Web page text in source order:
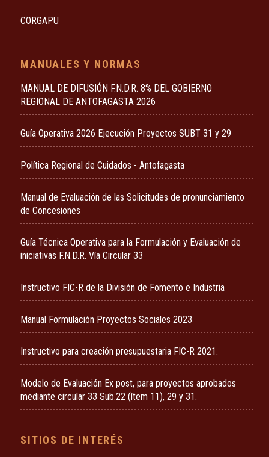
CORGAPU
MANUALES Y NORMAS
MANUAL DE DIFUSIÓN F.N.D.R. 8% DEL GOBIERNO
REGIONAL DE ANTOFAGASTA 2026
Guía Operativa 2026 Ejecución Proyectos SUBT 31 y 29
Política Regional de Cuidados - Antofagasta
Manual de Evaluación de las Solicitudes de pronunciamiento
de Concesiones
Guía Técnica Operativa para la Formulación y Evaluación de
iniciativas F.N.D.R. Vía Circular 33
Instructivo FIC-R de la División de Fomento e Industria
Manual Formulación Proyectos Sociales 2023
Instructivo para creación presupuestaria FIC-R 2021.
Modelo de Evaluación Ex post, para proyectos aprobados
mediante circular 33 Sub.22 (ítem 11), 29 y 31.
SITIOS DE INTERÉS